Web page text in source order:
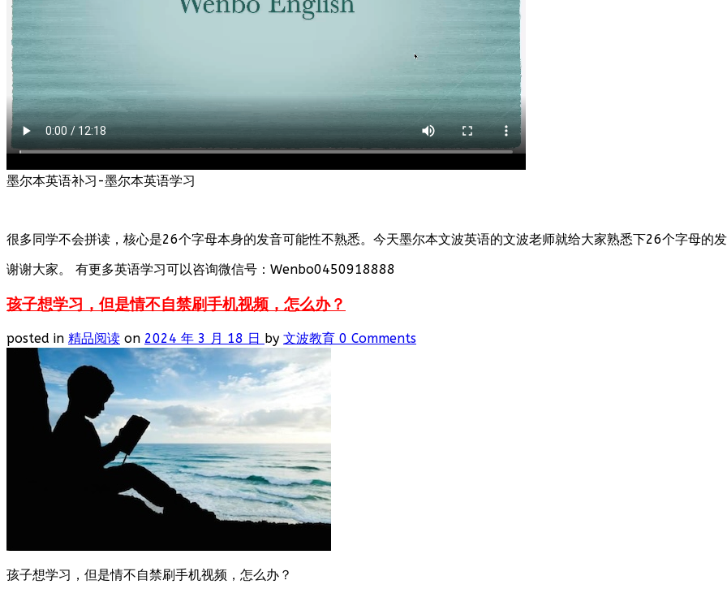
墨尔本英语补习-墨尔本英语学习
很多同学不会拼读，核心是26个字母本身的发音可能性不熟悉。今天墨尔本文波英语的文波老师就给大家熟悉下26个字母的发
谢谢大家。 有更多英语学习可以咨询微信号：Wenbo0450918888
孩子想学习，但是情不自禁刷手机视频，怎么办？
posted in 精品阅读 on 2024 年 3 月 18 日 by 文波教育 0 Comments
孩子想学习，但是情不自禁刷手机视频，怎么办？